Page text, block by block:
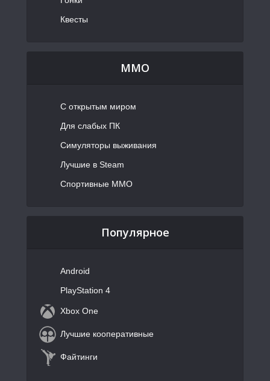
Квесты
MMO
С открытым миром
Для слабых ПК
Симуляторы выживания
Лучшие в Steam
Спортивные MMO
Популярное
Android
PlayStation 4
Xbox One
Лучшие кооперативные
Файтинги